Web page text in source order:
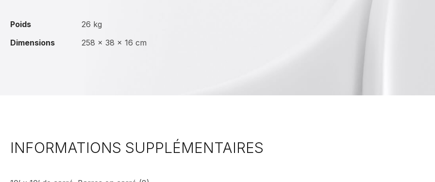
Poids
26 kg
Dimensions
258 × 38 × 16 cm
INFORMATIONS SUPPLÉMENTAIRES